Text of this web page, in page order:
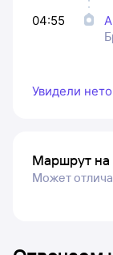
04:55
Увидели
Маршрут на
Может